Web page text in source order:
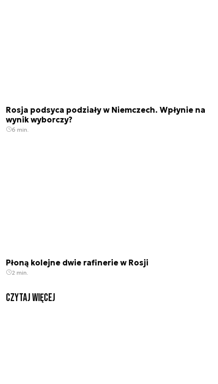
Rosja podsyca podziały w Niemczech. Wpłynie na
wynik wyborczy?
6 min.
Płoną kolejne dwie rafinerie w Rosji
2 min.
czytaj więcej